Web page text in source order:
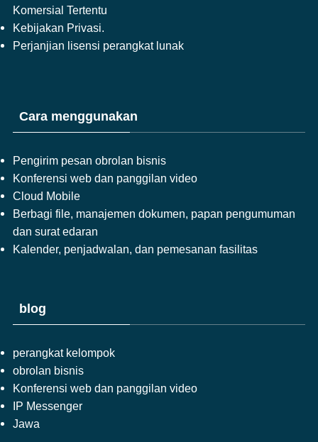
Komersial Tertentu
Kebijakan Privasi.
Perjanjian lisensi perangkat lunak
Cara menggunakan
Pengirim pesan obrolan bisnis
Konferensi web dan panggilan video
Cloud Mobile
Berbagi file, manajemen dokumen, papan pengumuman
dan surat edaran
Kalender, penjadwalan, dan pemesanan fasilitas
blog
perangkat kelompok
obrolan bisnis
Konferensi web dan panggilan video
IP Messenger
Jawa